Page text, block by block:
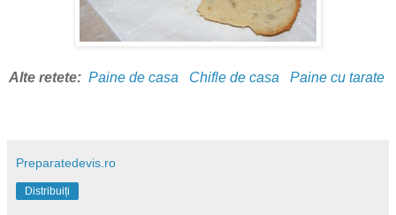
Alte retete: Paine de casa Chifle de casa Paine cu tarate
Preparatedevis.ro
Distribuiți